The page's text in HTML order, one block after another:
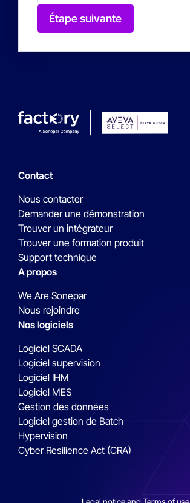
Étape suivante
Contact
Nous contacter
Demander une démonstration
Trouver un intégrateur
Trouver une formation produit
Support technique
A propos
We Are Sonepar
Nous rejoindre
Nos logiciels
Logiciel SCADA
Logiciel supervision
Logiciel IHM
Logiciel MES
Gestion des données
Logiciel gestion de Batch
Hypervision
Cyber Resilience Act (CRA)